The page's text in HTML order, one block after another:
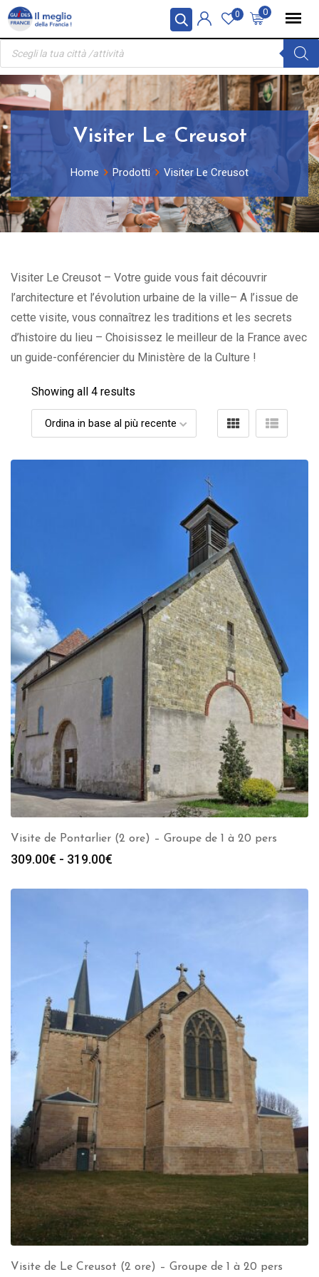
Pannello di gestione dei cookies
Skip
content
0
0
Ricerca
prodotti
Visiter Le Creusot
Home Prodotti Visiter Le Creusot
Visiter Le Creusot – Votre guide vous fait découvrir
l’architecture et l’évolution urbaine de la ville– A l’issue de
cette visite, vous connaîtrez les traditions et les secrets
d’histoire du lieu – Choisissez le meilleur de la France avec
un guide-conférencier du Ministère de la Culture !
Showing all 4 results
Visite de Pontarlier (2 ore) – Groupe de 1 à 20 pers
309.00€ - 319.00€
prezzo:
319.00€
Visite de Le Creusot (2 ore) – Groupe de 1 à 20 pers